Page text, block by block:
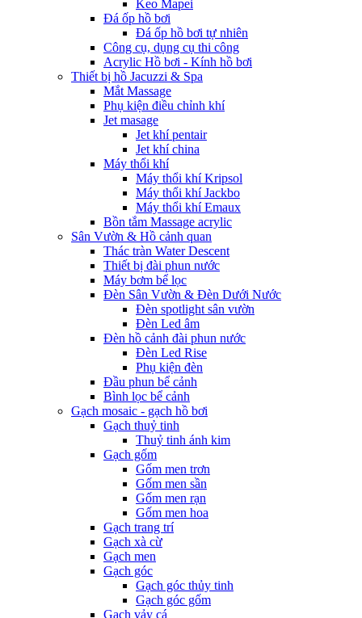
Keo Mapei
Đá ốp hồ bơi
Đá ốp hồ bơi tự nhiên
Công cụ, dụng cụ thi công
Acrylic Hồ bơi - Kính hồ bơi
Thiết bị hồ Jacuzzi & Spa
Mắt Massage
Phụ kiện điều chỉnh khí
Jet masage
Jet khí pentair
Jet khí china
Máy thổi khí
Máy thổi khí Kripsol
Máy thổi khí Jackbo
Máy thổi khí Emaux
Bồn tắm Massage acrylic
Sân Vườn & Hồ cảnh quan
Thác tràn Water Descent
Thiết bị đài phun nước
Máy bơm bể lọc
Đèn Sân Vườn & Đèn Dưới Nước
Đèn spotlight sân vườn
Đèn Led âm
Đèn hồ cảnh đài phun nước
Đèn Led Rise
Phụ kiện đèn
Đầu phun bể cảnh
Bình lọc bể cảnh
Gạch mosaic - gạch hồ bơi
Gạch thuỷ tinh
Thuỷ tinh ánh kim
Gạch gốm
Gốm men trơn
Gốm men sần
Gốm men rạn
Gốm men hoa
Gạch trang trí
Gạch xà cừ
Gạch men
Gạch góc
Gạch góc thủy tinh
Gạch góc gốm
Gạch vảy cá